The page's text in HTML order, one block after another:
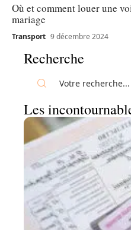
Où et comment louer une
mariage
Transport 9 décembre 2024
Recherche
Les